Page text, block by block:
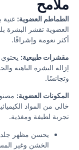
ملامح
الطماطم العضوية: غنية
العضوية تقشر البشرة
أكثر نعومة وإشراقًا.
مقشرات طبيعية:
إزالة البشرة الباهتة
وتجانسًا.
المكونات العضوية:
خالي من المواد
تجربة لطيفة ومغذية.
يحسن مظهر جلد
الخشن وغير